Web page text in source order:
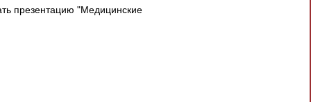
презентацию "Медицинские